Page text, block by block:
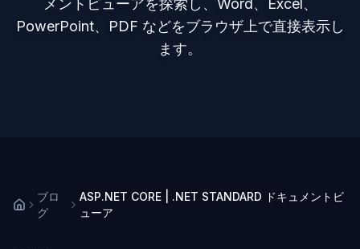
メントビューアを探索し、Word、Excel、
PowerPoint、PDF などをブラウザ上で直接表示し
ます。
ブロ
グ
ASP.NET CORE | .NET STANDARD ドキュメントビ
ューア